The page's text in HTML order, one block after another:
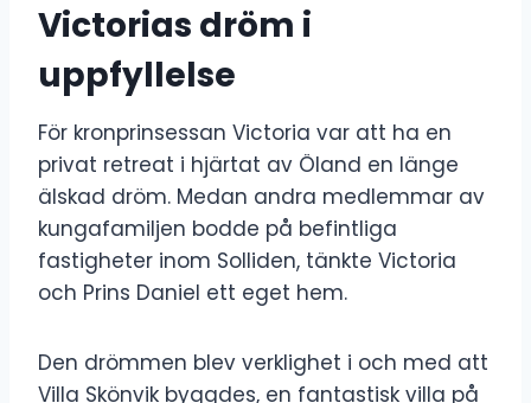
Victorias dröm i
uppfyllelse
För kronprinsessan Victoria var att ha en
privat retreat i hjärtat av Öland en länge
älskad dröm. Medan andra medlemmar av
kungafamiljen bodde på befintliga
fastigheter inom Solliden, tänkte Victoria
och Prins Daniel ett eget hem.
Den drömmen blev verklighet i och med att
Villa Skönvik byggdes, en fantastisk villa på